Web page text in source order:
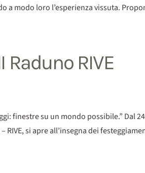
a modo loro l’esperienza vissuta.
Raduno RIVE
finestre su un mondo possibile.” Dal
RIVE, si apre all’insegna dei